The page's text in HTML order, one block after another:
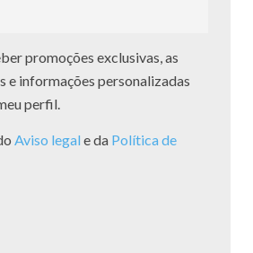
promoções exclusivas, as
e informações personalizadas
perfil.
Aviso legale da Política de